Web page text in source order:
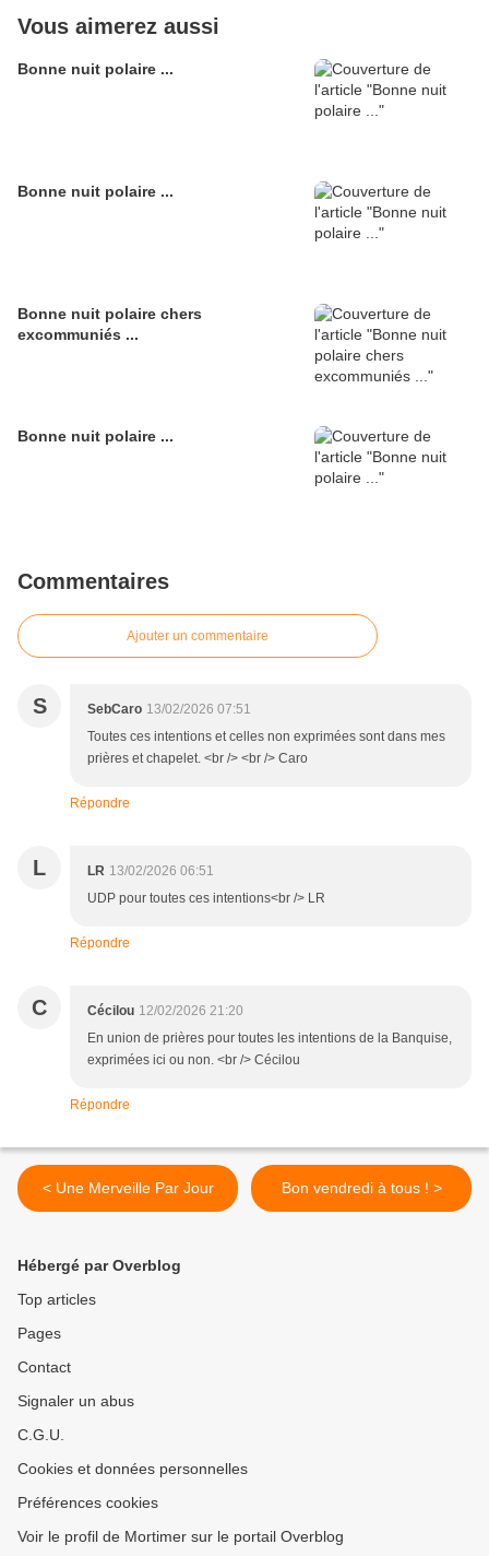
Vous aimerez aussi
Bonne nuit polaire ...
Bonne nuit polaire ...
Bonne nuit polaire chers
excommuniés ...
Bonne nuit polaire ...
Commentaires
Ajouter un commentaire
S SebCaro 13/02/2026 07:51
Toutes ces intentions et celles non exprimées sont dans mes
prières et chapelet. <br /> <br /> Caro
Répondre
L LR 13/02/2026 06:51
UDP pour toutes ces intentions<br /> LR
Répondre
C Cécilou 12/02/2026 21:20
En union de prières pour toutes les intentions de la Banquise,
exprimées ici ou non. <br /> Cécilou
Répondre
< Une Merveille Par Jour Bon vendredi à tous ! >
Hébergé par Overblog
Top articles
Pages
Contact
Signaler un abus
C.G.U.
Cookies et données personnelles
Préférences cookies
Voir le profil de Mortimer sur le portail Overblog